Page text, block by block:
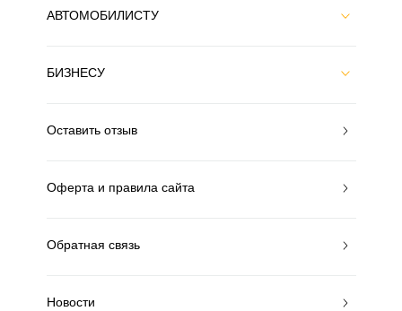
АВТОМОБИЛИСТУ
БИЗНЕСУ
Оставить отзыв
Оферта и правила сайта
Обратная связь
Новости